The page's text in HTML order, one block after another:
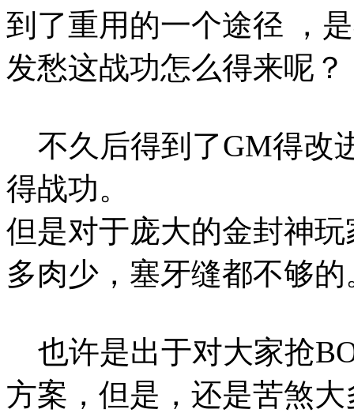
到了重用的一个途径 ，
发愁这战功怎么得来呢？
不久后得到了GM得改
得战功。
但是对于庞大的金封神
多肉少，塞牙缝都不够的
也许是出于对大家抢
方案，但是，还是苦煞